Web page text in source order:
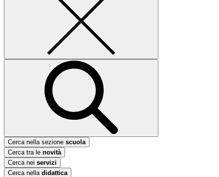
Cerca nella sezione scuola
Cerca tra le novità
Cerca nei servizi
Cerca nella didattica